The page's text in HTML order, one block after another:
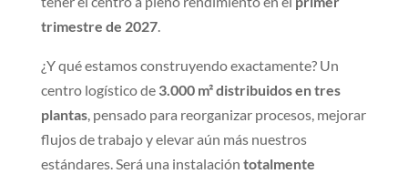
trimestre de 2027.
¿Y qué estamos construyendo exactamente? Un
centro logístico de 3.000 m² distribuidos en tres
plantas, pensado para reorganizar procesos, mejorar
flujos de trabajo y elevar aún más nuestros
estándares. Será una instalación totalmente